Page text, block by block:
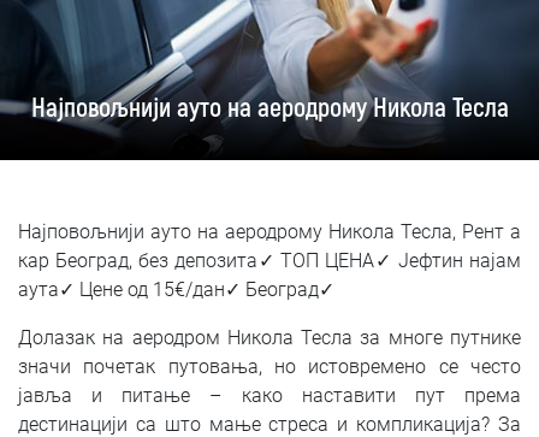
Контакт
SRPSKI
СРПСКИ
Најповољнији ауто на аеродрому Никола Тесла
Најповољнији ауто на аеродрому Никола Тесла, Рент а
кар Београд, без депозита✓ ТОП ЦЕНА✓ Јефтин најам
аута✓ Цене од 15€/дан✓ Београд✓
Долазак на аеродром Никола Тесла за многе путнике
значи почетак путовања, но истовремено се често
јавља и питање – како наставити пут према
дестинацији са што мање стреса и компликација? За